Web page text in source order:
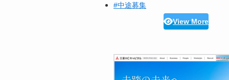
#中途募集
View More